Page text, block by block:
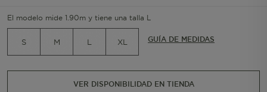
El modelo mide 1.90m y tiene una talla L
S M L XL GUÍA DE MEDIDAS
VER DISPONIBILIDAD EN TIENDA